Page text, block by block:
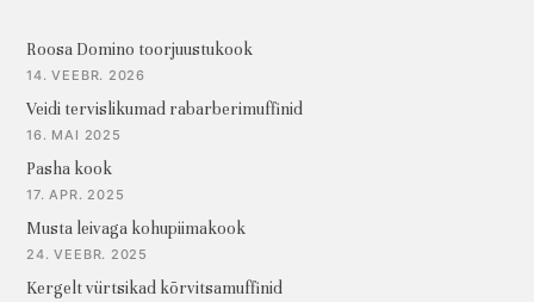
Roosa Domino toorjuustukook
14. VEEBR. 2026
Veidi tervislikumad rabarberimuffinid
16. MAI 2025
Pasha kook
17. APR. 2025
Musta leivaga kohupiimakook
24. VEEBR. 2025
Kergelt vürtsikad kõrvitsamuffinid